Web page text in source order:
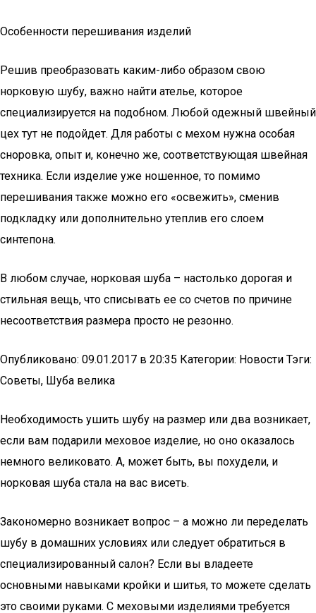
Особенности перешивания изделий
Решив преобразовать каким-либо образом свою
норковую шубу, важно найти ателье, которое
специализируется на подобном. Любой одежный швейный
цех тут не подойдет. Для работы с мехом нужна особая
сноровка, опыт и, конечно же, соответствующая швейная
техника. Если изделие уже ношенное, то помимо
перешивания также можно его «освежить», сменив
подкладку или дополнительно утеплив его слоем
синтепона.
В любом случае, норковая шуба – настолько дорогая и
стильная вещь, что списывать ее со счетов по причине
несоответствия размера просто не резонно.
Опубликовано: 09.01.2017 в 20:35 Категории: Новости Тэги:
Советы, Шуба велика
Необходимость ушить шубу на размер или два возникает,
если вам подарили меховое изделие, но оно оказалось
немного великовато. А, может быть, вы похудели, и
норковая шуба стала на вас висеть.
Закономерно возникает вопрос – а можно ли переделать
шубу в домашних условиях или следует обратиться в
специализированный салон? Если вы владеете
основными навыками кройки и шитья, то можете сделать
это своими руками. С меховыми изделиями требуется